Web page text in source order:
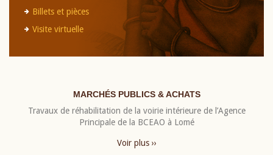
Billets et pièces
Visite virtuelle
MARCHÉS PUBLICS & ACHATS
Travaux de réhabilitation de la voirie intérieure de l’Agence
Principale de la BCEAO à Lomé
Voir plus ››